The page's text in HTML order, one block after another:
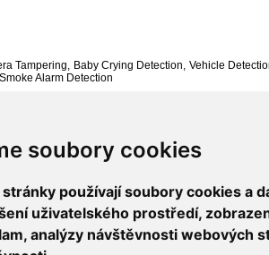
soubory cookies
používají soubory cookies a
uživatelského prostředí,
analýzy návštěvnosti webových
Tampering, Baby Crying Detection, Vehicle
Alarm Detection